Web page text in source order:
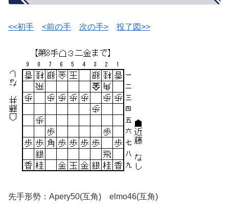
<<初手 <前の手 次の手> 投了図>>
先手形勢：Apery50(互角) elmo46(互角)